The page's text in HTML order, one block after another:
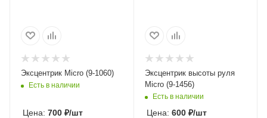
Эксцентрик Micro (9-1060)
Есть в наличии
Цена: 700 ₽/шт
Эксцентрик высоты руля
Micro (9-1456)
Есть в наличии
Цена: 600₽/шт